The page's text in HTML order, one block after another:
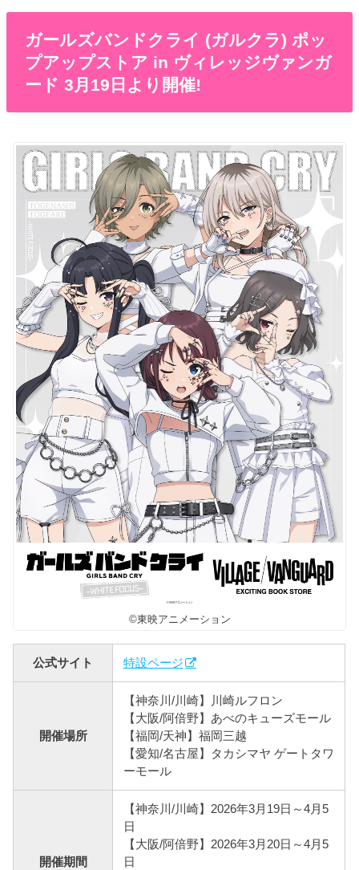
ガールズバンドクライ (ガルクラ) ポッ
プアップストア in ヴィレッジヴァンガ
ード 3月19日より開催!
©東映アニメーション
公式サイト 特設ページ
開催場所
【神奈川/川崎】川崎ルフロン
【大阪/阿倍野】あべのキューズモール
【福岡/天神】福岡三越
【愛知/名古屋】タカシマヤ ゲートタワ
ーモール
開催期間
【神奈川/川崎】2026年3月19日～4月5
日
【大阪/阿倍野】2026年3月20日～4月5
日